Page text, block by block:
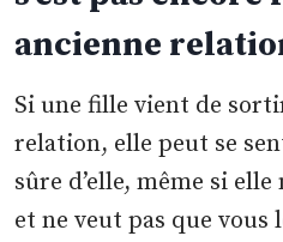
ancienne
Si une fille vient de
relation, elle peut se
sûre d’elle, même si
et ne veut pas que vous